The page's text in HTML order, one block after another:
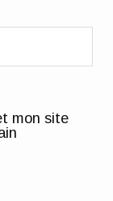
mon site